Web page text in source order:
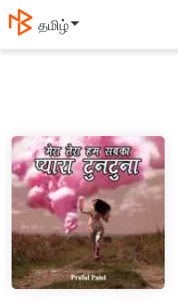
தமிழ்